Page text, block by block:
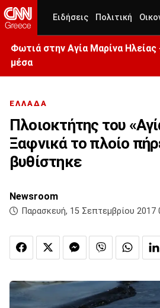
Ειδήσεις Πολιτική
Φωτιά στην Aγία Μαρίνα
μέσα
ΕΛΛΑΔΑ
Πλοιοκτήτης του
Ξαφνικά το πλοίο
βυθίστηκε
Newsroom
Παρασκευή, 15 Σεπτεμβρίου 2017